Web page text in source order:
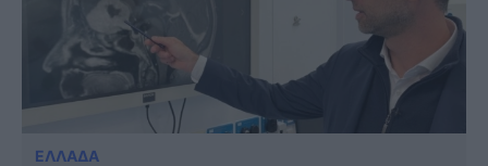
ΕΛΛΑΔΑ